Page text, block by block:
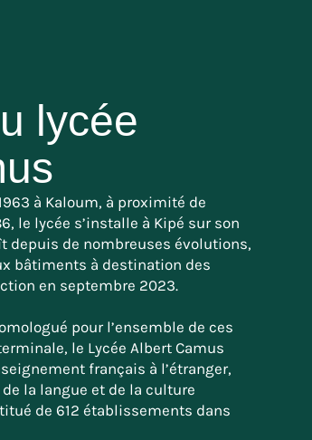
lycée
à Kaloum, à proximité de
le lycée s’installe à Kipé sur son
depuis de nombreuses évolutions,
bâtiments à destination des
en septembre 2023.
pour l’ensemble de ces
le Lycée Albert Camus
français à l’étranger,
la langue et de la culture
de 612 établissements dans